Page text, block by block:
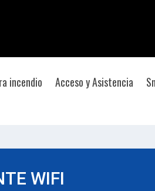
incendio Acceso y Asistencia
WIFI